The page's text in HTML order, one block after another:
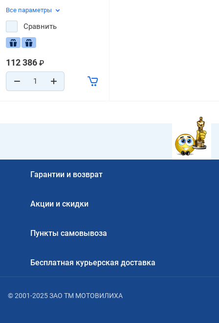
Все параметры
Сравнить
112 386 ₽
Гарантии и возврат
Акции и скидки
Пункты самовывоза
Бесплатная курьерская доставка
© 2001-2025 ЗАО ТМ МОТОВИЛИХА